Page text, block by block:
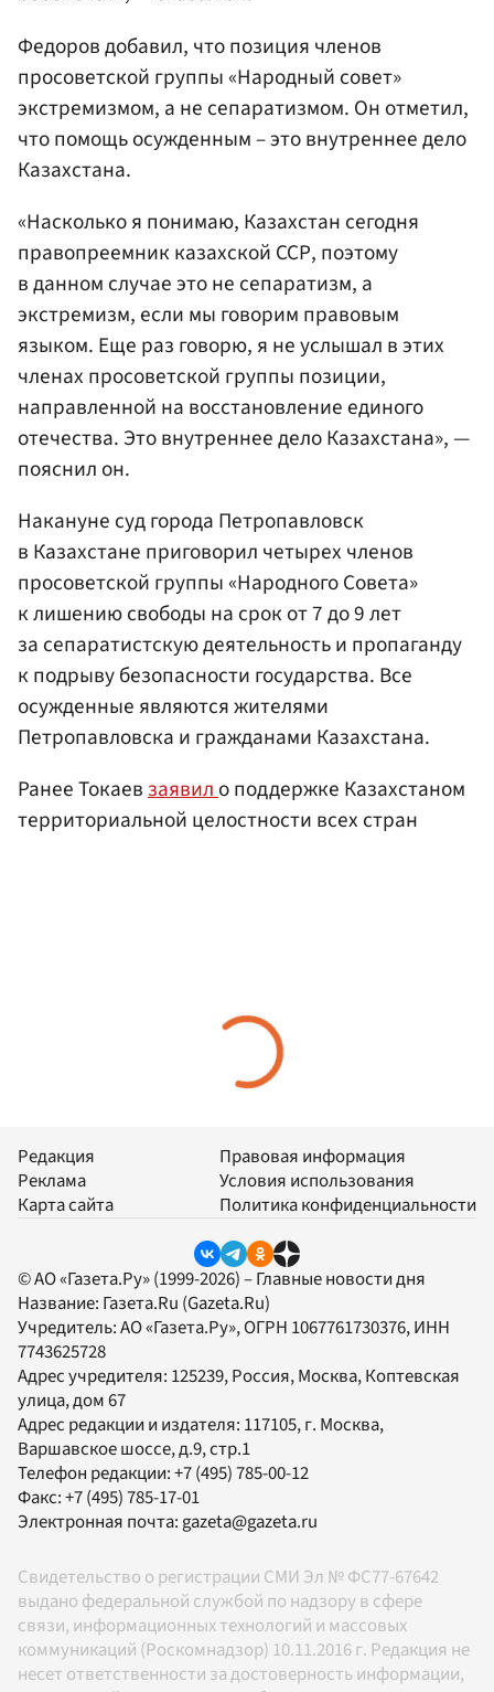
Федоров добавил, что позиция членов
просоветской группы «Народный совет»
экстремизмом, а не сепаратизмом. Он отметил,
что помощь осужденным – это внутреннее дело
Казахстана.
«Насколько я понимаю, Казахстан сегодня
правопреемник казахской ССР, поэтому
в данном случае это не сепаратизм, а
экстремизм, если мы говорим правовым
языком. Еще раз говорю, я не услышал в этих
членах просоветской группы позиции,
направленной на восстановление единого
отечества. Это внутреннее дело Казахстана», —
пояснил он.
Накануне суд города Петропавловск
в Казахстане приговорил четырех членов
просоветской группы «Народного Совета»
к лишению свободы на срок от 7 до 9 лет
за сепаратистскую деятельность и пропаганду
к подрыву безопасности государства. Все
осужденные являются жителями
Петропавловска и гражданами Казахстана.
Ранее Токаевзаявило поддержке Казахстаном
территориальной целостности всех стран
Редакция
Реклама
Карта сайта
Правовая информация
Условия использования
Политика конфиденциальности
© АО «Газета.Ру» (1999-2026) – Главные новости дня
Название: Газета.Ru (Gazeta.Ru)
Учредитель:АО «Газета.Ру», ОГРН 1067761730376, ИНН
7743625728
Адрес учредителя: 125239, Россия, Москва, Коптевская
улица, дом 67
Адрес редакции и издателя: 117105, г. Москва,
Варшавское шоссе, д.9, стр.1
Телефон редакции:+7 (495) 785-00-12
Факс:+7 (495) 785-17-01
Электронная почта: gazeta@gazeta.ru
Свидетельство о регистрации СМИ Эл № ФС77-67642
выдано федеральной службой по надзору в сфере
связи, информационных технологий и массовых
коммуникаций (Роскомнадзор) 10.11.2016 г. Редакция не
несет ответственности за достоверность информации,